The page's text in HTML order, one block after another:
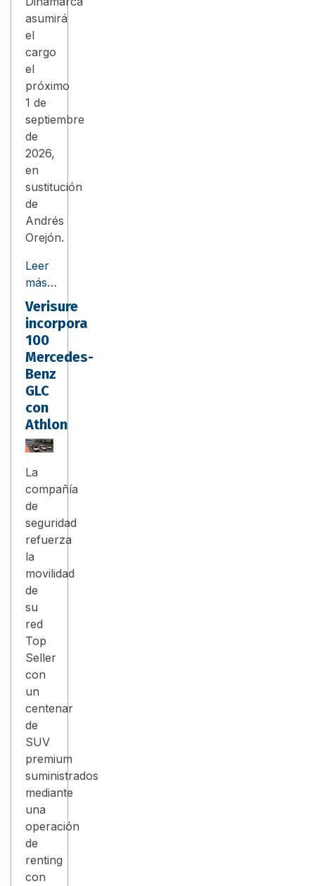
asumirá
el
cargo
el
próximo
1 de
septiembre
de
2026,
en
sustitución
de
Andrés
Orejón.
Leer
más…
Verisure
incorpora
100
Mercedes-
Benz
GLC
con
Athlon
La
compañía
de
seguridad
refuerza
la
movilidad
de
su
red
Top
Seller
con
un
centenar
de
SUV
premium
suministrados
mediante
una
operación
de
renting
con